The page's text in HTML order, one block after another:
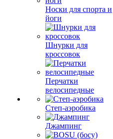
Носки для спорта и
йоги
Шнурки для
кроссовок
Перчатки
велосипедные
Степ-аэробика
Джампинг